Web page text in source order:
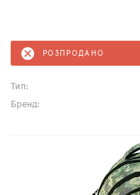
РОЗПРОДАНО
Тип:
Бренд: